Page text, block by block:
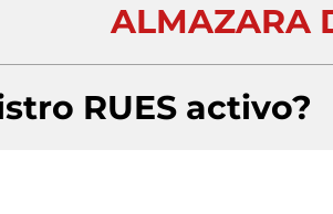
ALMAZARA
RUES activo?